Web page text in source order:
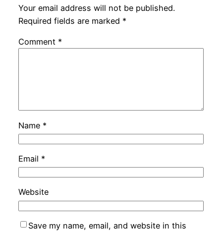
Your email address will not be published.
Required fields are marked *
Comment *
Name *
Email *
Website
Save my name, email, and website in this